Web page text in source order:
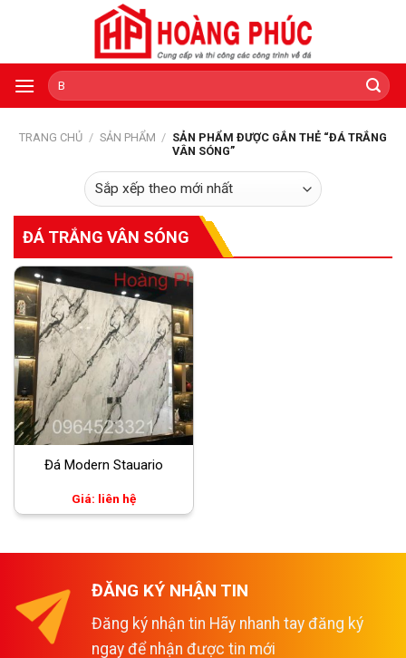
Tìm
kiếm:
TRANG CHỦ / SẢN PHẨM / SẢN PHẨM ĐƯỢC GẮN THẺ “ĐÁ TRẮNG
VÂN SÓNG”
ĐÁ TRẮNG VÂN SÓNG
Đá Modern Stauario
Giá: liên hệ
ĐĂNG KÝ NHẬN TIN
Đăng ký nhận tin Hãy nhanh tay đăng ký
ngay để nhận được tin mới